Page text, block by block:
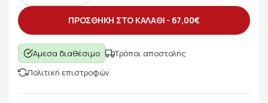
ΠΡΟΣΘΗΚΗ ΣΤΟ ΚΑΛΑΘΙ - 67,00€
Άμεσα διαθέσιμο
Τρόποι αποστολής
Πολιτική επιστροφών